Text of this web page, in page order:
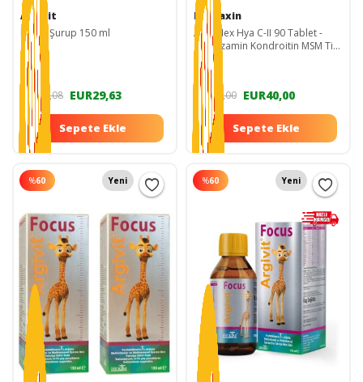
Argivit
Focus Şurup 150 ml
EUR74,08 EUR29,63
Sepete Ekle
Nutraxin
Artroflex Hya C-II 90 Tablet -
Glukozamin Kondroitin MSM Tip
2 Kolajen Hyalüronik Asit
Vitamin C 8680512613145
EUR80,00 EUR40,00
Sepete Ekle
%60 Yeni %60 Yeni